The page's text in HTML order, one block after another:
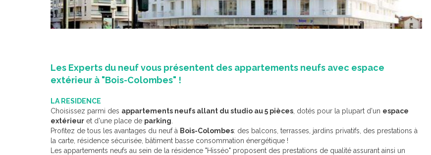
Les Experts du neuf vous présentent des appartements neufs avec espace
extérieur à "Bois-Colombes" !
LA RESIDENCE
Choisissez parmi des appartements neufs allant du studio au 5 pièces , dotés pour la plupart d'un espace
extérieur et d'une place de parking
Profitez de tous les avantages du neuf à Bois-Colombes: des balcons, terrasses, jardins privatifs, des prestations à
la carte, résidence sécurisée, bâtiment basse consommation énergétique !
Les appartements neufs au sein de la résidence "Hisséo" proposent des prestations de qualité assurant ainsi un